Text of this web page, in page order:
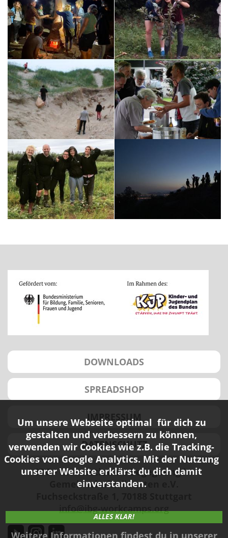
Um unsere Webseite optimal für dich zu
gestalten und verbessern zu können,
verwenden wir Cookies wie z.B. die Tracking-
Cookies von Google Analytics. Mit der Nutzung
unserer Website erklärst du dich damit
einverstanden.
ALLES KLAR!
Weitere Informationen findest du in unserer
DOWNLOADS
SPREADSHOP
IMPRESSUM
DATENSCHUTZ
IBG - Internationale Begegnung in
Gemeinschaftsdiensten e.V.
info@ibg-workcamps.org